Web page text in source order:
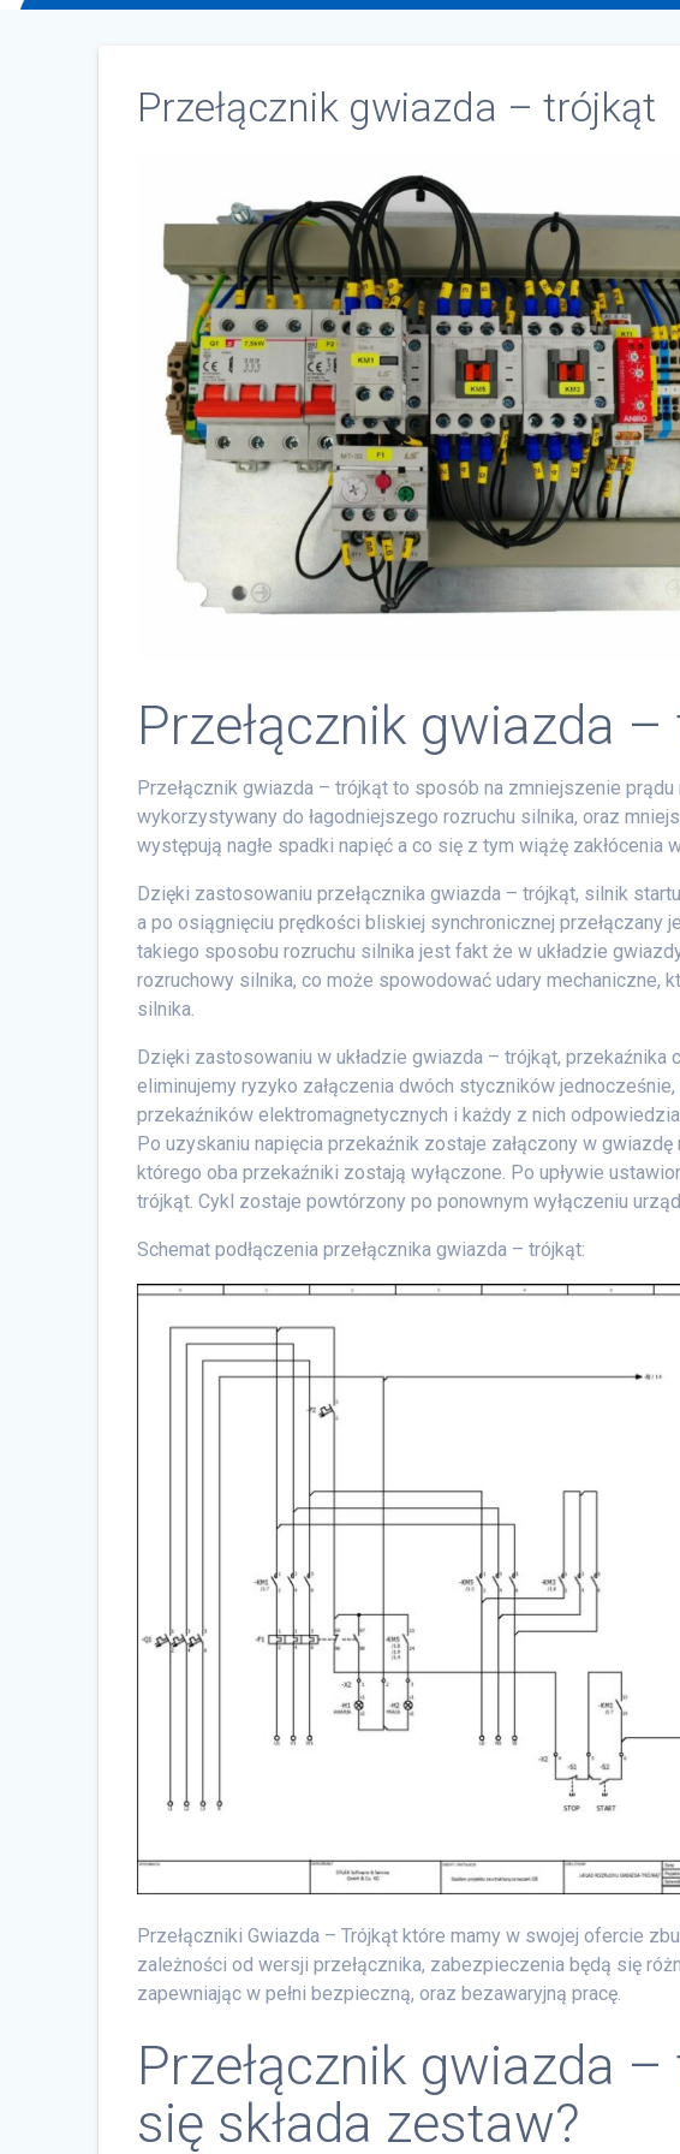
Przełącznik gwiazda – trójkąt
Przełącznik gwiazda
Przełącznik gwiazda – trójkąt to sposób na zmniejszenie
wykorzystywany do łagodniejszego rozruchu silnika, oraz
występują nagłe spadki napięć a co się z tym wiążę zakłócenia
Dzięki zastosowaniu przełącznika gwiazda – trójkąt, silnik
a po osiągnięciu prędkości bliskiej synchronicznej przełączany
takiego sposobu rozruchu silnika jest fakt że w układzie
rozruchowy silnika, co może spowodować udary mechaniczne,
silnika.
Dzięki zastosowaniu w układzie gwiazda – trójkąt,
eliminujemy ryzyko załączenia dwóch styczników
przekaźników elektromagnetycznych i każdy z nich
Po uzyskaniu napięcia przekaźnik zostaje załączony w
którego oba przekaźniki zostają wyłączone. Po upływie
trójkąt. Cykl zostaje powtórzony po ponownym wyłączeniu
Schemat podłączenia przełącznika gwiazda – trójkąt:
Przełączniki Gwiazda – Trójkąt które mamy w swojej ofercie
zależności od wersji przełącznika, zabezpieczenia będą się
zapewniając w pełni bezpieczną, oraz bezawaryjną pracę.
Przełącznik gwiazda
się składa zestaw?